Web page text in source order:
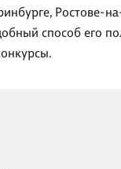
Ростове-
способ его